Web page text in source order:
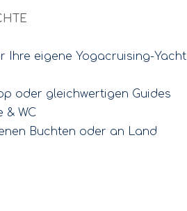
Ihre eigene Yogacruising-Yacht
oder gleichwertigen Guides
& WC
Buchten oder an Land